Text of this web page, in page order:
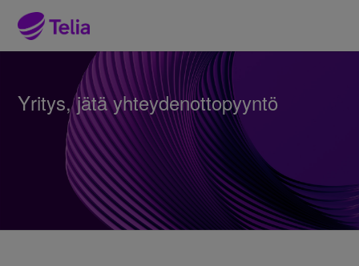
Yritys, jätä yhteydenottopyyntö